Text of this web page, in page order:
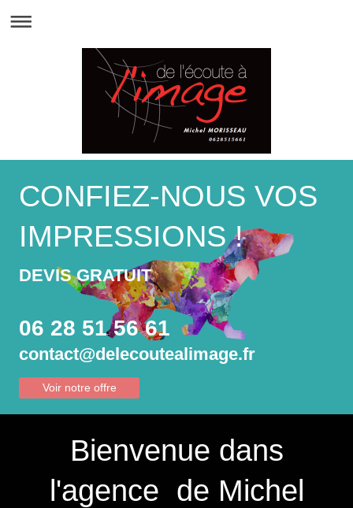
CONFIEZ-NOUS VOS
IMPRESSIONS !
DEVIS GRATUIT
06 28 51 56 61
contact@delecoutealimage.fr
Voir notre offre
Bienvenue dans
l'agence de Michel